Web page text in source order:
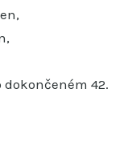
dokončeném 42.